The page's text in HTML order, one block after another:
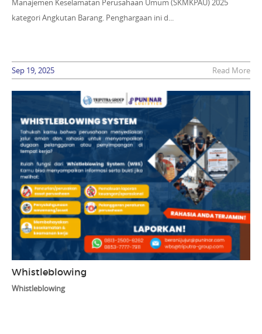
Manajemen Keselamatan Perusahaan Umum (SKMKPAU) 2025
kategori Angkutan Barang. Penghargaan ini d...
Sep 19, 2025 Read More
Whistleblowing
Whistleblowing